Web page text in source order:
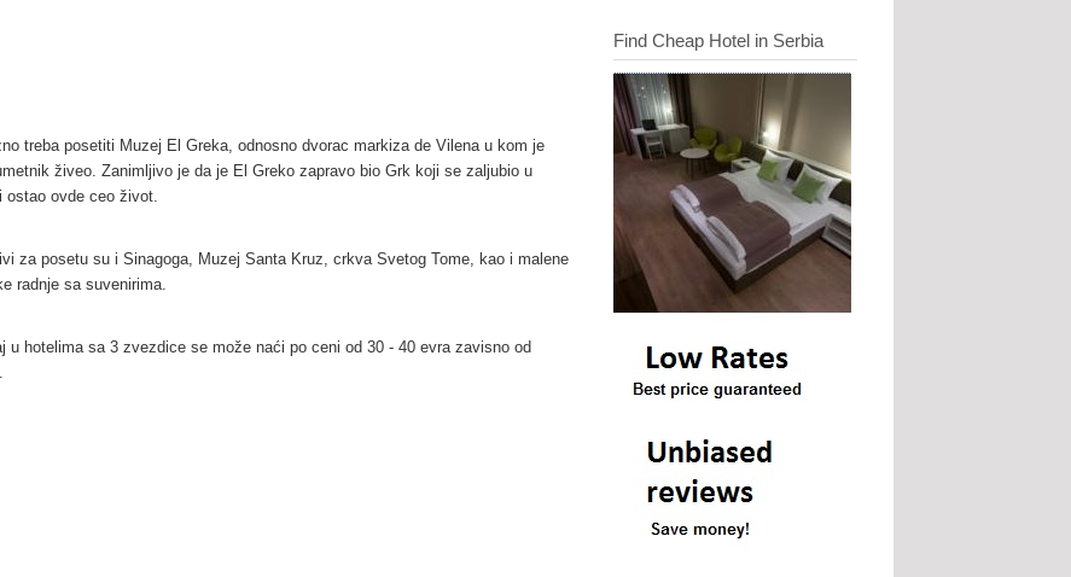
treba posetiti Muzej El Greka, odnosno dvorac markiza de Vilena u kom je
živeo. Zanimljivo je da je El Greko zapravo bio Grk koji se zaljubio u
ostao ovde ceo život.
za posetu su i Sinagoga, Muzej Santa Kruz, crkva Svetog Tome, kao i malene
radnje sa suvenirima.
u hotelima sa 3 zvezdice se može naći po ceni od 30 - 40 evra zavisno od
Find Cheap Hotel in Serbia